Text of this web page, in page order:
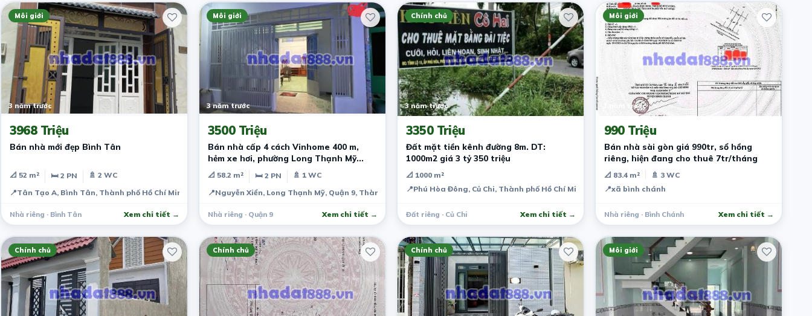
Môi giới
3 năm trước
3968 Triệu
Bán nhà mới đẹp Bình Tân
📐 52 m² 🛏 2 PN
🚿 2 WC
📍Tân Tạo A, Bình Tân, Thành phố Hồ Chí Minh, Việt Nam
Nhà riêng · Bình Tân Xem chi tiết →
Môi giới
3 năm trước
3500 Triệu
Bán nhà cấp 4 cách Vinhome 400 m,
hẻm xe hơi, phường Long Thạnh Mỹ
,Quận 9
📐 58.2 m² 🛏 2 PN
🚿 1 WC
📍Nguyễn Xiển, Long Thạnh Mỹ, Quận 9, Thành phố Hồ Chí Minh, Việt Nam
Nhà riêng · Quận 9 Xem chi tiết →
Chính chủ
3 năm trước
3350 Triệu
Đất mặt tiền kênh đường 8m. DT:
1000m2 giá 3 tỷ 350 triệu
📐 1000 m²
📍Phú Hòa Đông, Củ Chi, Thành phố Hồ Chí Minh, Việt Nam
Đất riêng · Củ Chi Xem chi tiết →
Môi giới
1 năm trước
990 Triệu
Bán nhà sài gòn giá 990tr, sổ hồng
riêng, hiện đang cho thuê 7tr/tháng
📐 83.4 m²
🚿 3 WC
📍xã bình chánh
Nhà riêng · Bình Chánh Xem chi tiết →
Chính chủ Chính chủ Chính chủ Môi giới